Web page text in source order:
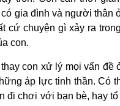
gia đình và người thân
cứ chuyện gì xảy ra
con.
con xử lý mọi vấn
áp lực tinh thần. Có
đi chơi với bạn bè, hay